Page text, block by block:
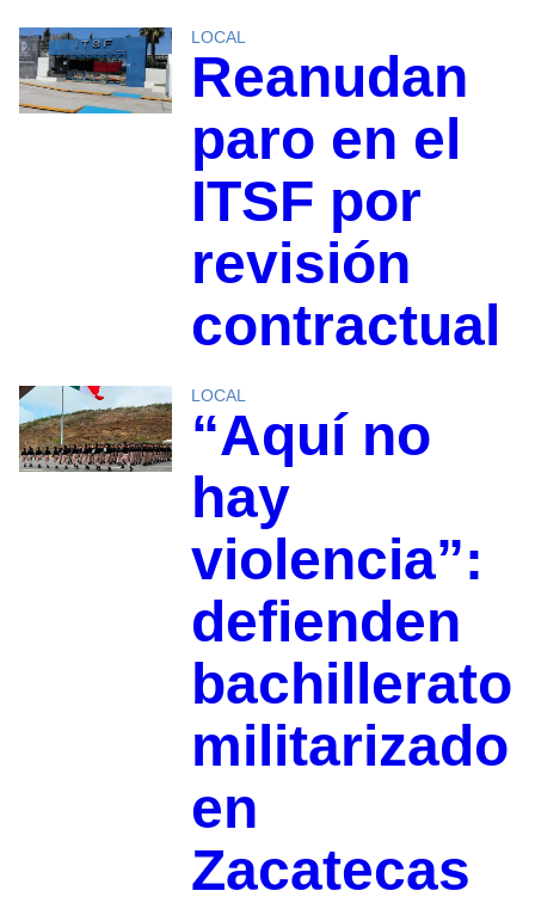
LOCAL
Reanudan
paro en el
ITSF por
revisión
contractual
LOCAL
“Aquí no
hay
violencia”:
defienden
bachillerato
militarizado
en
Zacatecas